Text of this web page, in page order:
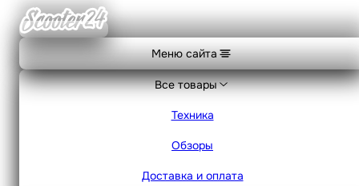
Меню сайта
Все товары
Техника
Обзоры
Доставка и оплата